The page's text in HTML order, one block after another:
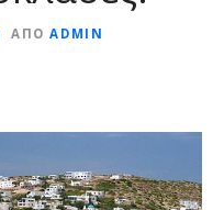
ΑΠΌ ADMIN